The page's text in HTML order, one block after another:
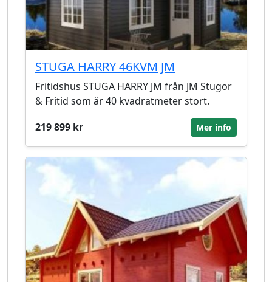
STUGA HARRY 46KVM JM
Fritidshus STUGA HARRY JM från JM Stugor
& Fritid som är 40 kvadratmeter stort.
219 899 kr
Mer info